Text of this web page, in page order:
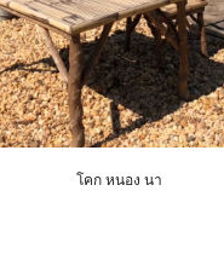
โคก หนอง นา